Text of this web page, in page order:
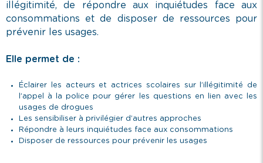
illégitimité, de répondre aux inquiétudes face aux
consommations et de disposer de ressources pour
prévenir les usages.
Elle permet de :
Éclairer les acteurs et actrices scolaires sur l’illégitimité de
l’appel à la police pour gérer les questions en lien avec les
usages de drogues
Les sensibiliser à privilégier d’autres approches
Répondre à leurs inquiétudes face aux consommations
Disposer de ressources pour prévenir les usages